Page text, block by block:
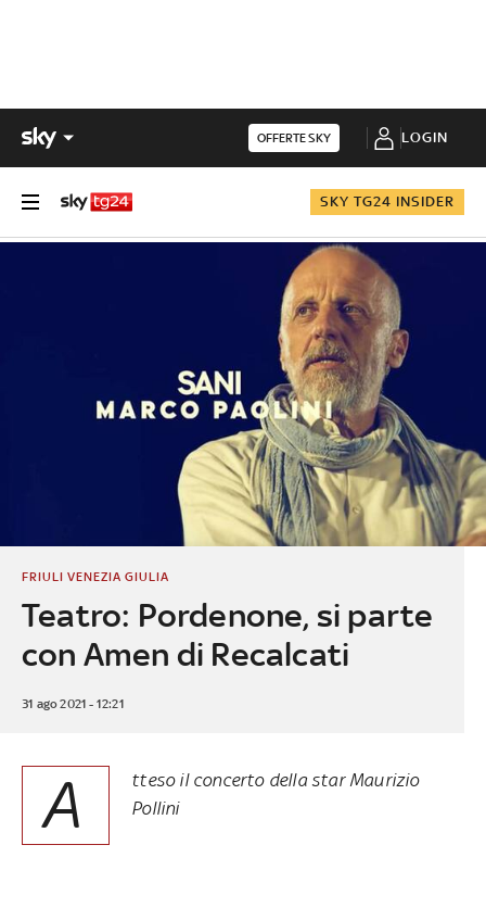
OFFERTE SKY LOGIN
SKY TG24 INSIDER
Teatro: Pordenone, si parte
con Amen di Recalcati
FRIULI VENEZIA GIULIA
31 ago 2021 - 12:21
A
tteso il concerto della star Maurizio
Pollini